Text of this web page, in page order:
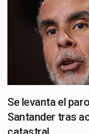
Se levanta el
Santander tras